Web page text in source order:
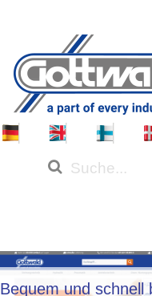
Bequem und schnell